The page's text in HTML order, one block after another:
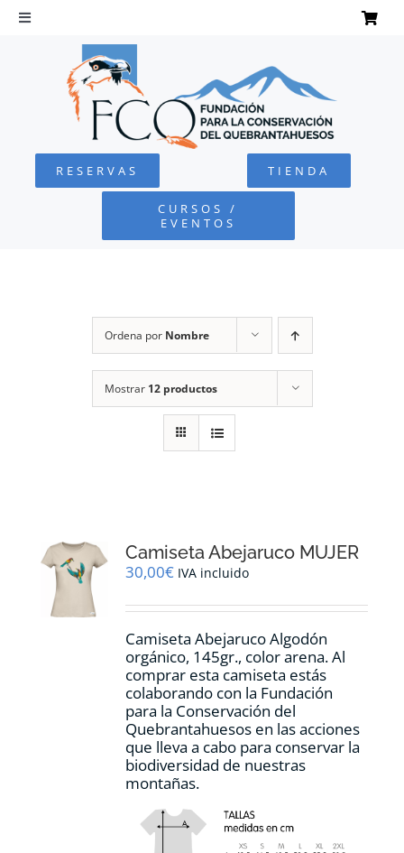
Saltar
Toggle
Navigation
QUEBRANTAHUESOS
FUNDACIÓN
CONTACTO
CARRITO
RESERVAS TIENDA
CURSOS /
EVENTOS
Ordena por Nombre
Mostrar 12 productos
Camiseta Abejaruco MUJER
30,00€ IVA incluido
Camiseta Abejaruco Algodón
orgánico, 145gr., color arena. Al
comprar esta camiseta estás
colaborando con la Fundación
para la Conservación del
Quebrantahuesos en las acciones
que lleva a cabo para conservar la
biodiversidad de nuestras
montañas.